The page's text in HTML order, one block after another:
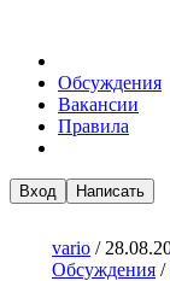
Обсуждения
Вакансии
Правила
Вход Написать
vario /
Обсуждения /